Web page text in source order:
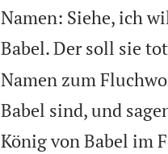
Namen: Siehe, ich
Babel. Der soll sie
Namen zum
Babel sind, und
König von Babel im